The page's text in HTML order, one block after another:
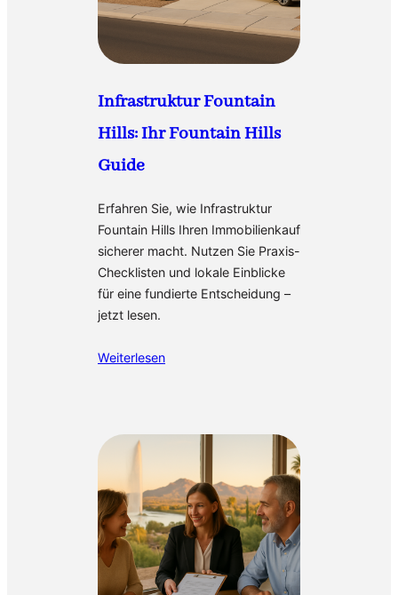
Infrastruktur Fountain
Hills: Ihr Fountain Hills
Guide
Erfahren Sie, wie Infrastruktur
Fountain Hills Ihren Immobilienkauf
sicherer macht. Nutzen Sie Praxis-
Checklisten und lokale Einblicke
für eine fundierte Entscheidung –
jetzt lesen.
Weiterlesen